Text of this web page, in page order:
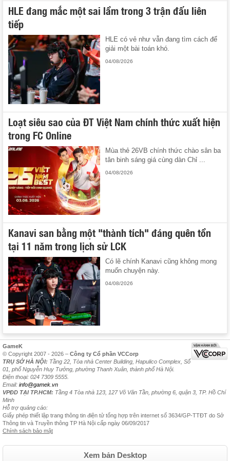
HLE đang mắc một sai lầm trong 3 trận đấu liên
tiếp
HLE có vẻ như vẫn đang tìm cách để
giải một bài toán khó.
04/08/2026
Loạt siêu sao của ĐT Việt Nam chính thức xuất hiện
trong FC Online
Mùa thẻ 26VB chính thức chào sân ba
tân binh sáng giá cùng dàn Chỉ ...
04/08/2026
Kanavi san bằng một "thành tích" đáng quên tồn
tại 11 năm trong lịch sử LCK
Có lẽ chính Kanavi cũng không mong
muốn chuyện này.
04/08/2026
GameK
© Copyright 2007 - 2026 – Công ty Cổ phần VCCorp
TRỤ SỞ HÀ NỘI: Tầng 22, Tòa nhà Center Building, Hapulico Complex, Số
01, phố Nguyễn Huy Tưởng, phường Thanh Xuân, thành phố Hà Nội.
Điện thoại: 024 7309 5555.
Email: info@gamek.vn
VPĐD TẠI TP.HCM: Tầng 4 Tòa nhà 123, 127 Võ Văn Tần, phường 6, quận 3, TP. Hồ Chí
Minh
Hỗ trợ quảng cáo:
Giấy phép thiết lập trang thông tin điện tử tổng hợp trên internet số 3634/GP-TTĐT do Sở
Thông tin và Truyền thông TP Hà Nội cấp ngày 06/09/2017
Chính sách bảo mật
Xem bản Desktop